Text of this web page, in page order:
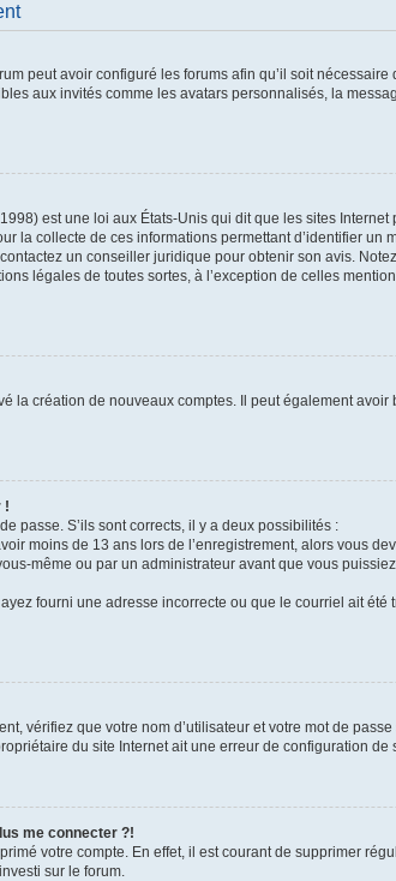
peut avoir configuré les forums afin qu’il soit
aux invités comme les avatars personnalisés, la
est une loi aux États-Unis qui dit que les sites
la collecte de ces informations permettant d’identifier
un conseiller juridique pour obtenir son avis.
légales de toutes sortes, à l’exception de celles
la création de nouveaux comptes. Il peut également
!
passe. S’ils sont corrects, il y a deux possibilités :
moins de 13 ans lors de l’enregistrement, alors vous
même ou par un administrateur avant que vous
fourni une adresse incorrecte ou que le courriel ait
vérifiez que votre nom d’utilisateur et votre mot de
du site Internet ait une erreur de configuration de
me connecter ?!
votre compte. En effet, il est courant de supprimer
sur le forum.